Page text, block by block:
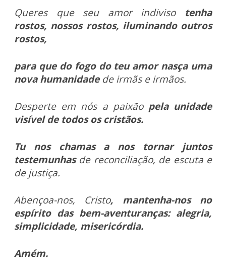
Queres que seu amor indiviso tenha
rostos, nossos rostos, iluminando outros
rostos,
para que do fogo do teu amor nasça uma
nova humanidade de irmãs e irmãos.
Desperte em nós a paixão pela unidade
visível de todos os cristãos.
Tu nos chamas a nos tornar juntos
testemunhasde reconciliação, de escuta e
de justiça.
Abençoa-nos, Cristo, mantenha-nos no
espírito das bem-aventuranças: alegria,
simplicidade, misericórdia.
Amém.